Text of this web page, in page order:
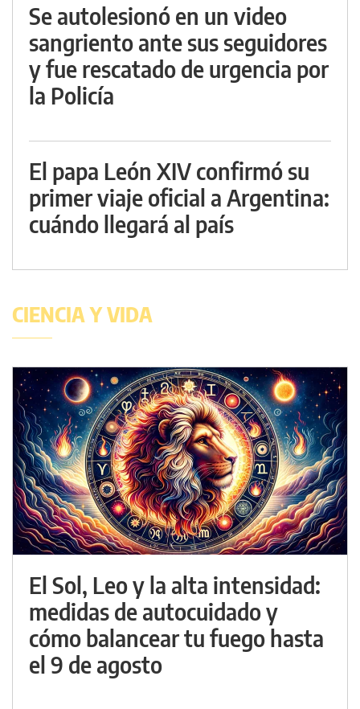
Se autolesionó en un video
sangriento ante sus seguidores
y fue rescatado de urgencia por
la Policía
El papa León XIV confirmó su
primer viaje oficial a Argentina:
cuándo llegará al país
CIENCIA Y VIDA
El Sol, Leo y la alta intensidad:
medidas de autocuidado y
cómo balancear tu fuego hasta
el 9 de agosto